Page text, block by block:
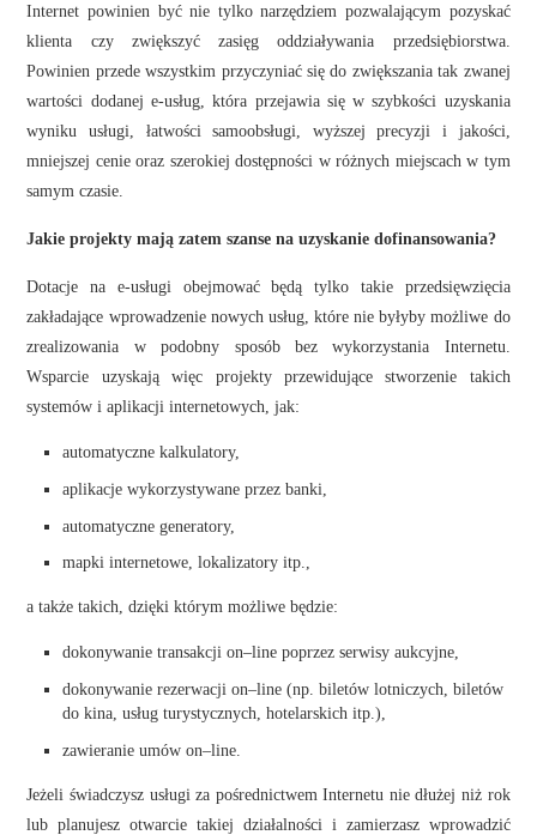
Internet powinien być nie tylko narzędziem pozwalającym pozyskać
klienta czy zwiększyć zasięg oddziaływania przedsiębiorstwa.
Powinien przede wszystkim przyczyniać się do zwiększania tak zwanej
wartości dodanej e-usług, która przejawia się w szybkości uzyskania
wyniku usługi, łatwości samoobsługi, wyższej precyzji i jakości,
mniejszej cenie oraz szerokiej dostępności w różnych miejscach w tym
samym czasie.
Jakie projekty mają zatem szanse na uzyskanie dofinansowania?
Dotacje na e-usługi obejmować będą tylko takie przedsięwzięcia
zakładające wprowadzenie nowych usług, które nie byłyby możliwe do
zrealizowania w podobny sposób bez wykorzystania Internetu.
Wsparcie uzyskają więc projekty przewidujące stworzenie takich
systemów i aplikacji internetowych, jak:
automatyczne kalkulatory,
aplikacje wykorzystywane przez banki,
automatyczne generatory,
mapki internetowe, lokalizatory itp.,
a także takich, dzięki którym możliwe będzie:
dokonywanie transakcji on–line poprzez serwisy aukcyjne,
dokonywanie rezerwacji on–line (np. biletów lotniczych, biletów
do kina, usług turystycznych, hotelarskich itp.),
zawieranie umów on–line.
Jeżeli świadczysz usługi za pośrednictwem Internetu nie dłużej niż rok
lub planujesz otwarcie takiej działalności i zamierzasz wprowadzić